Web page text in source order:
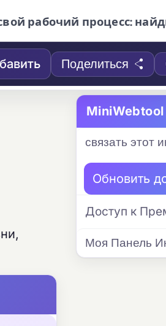
рабочий процесс:
Поделиться
MiniWebtool
связать этот
Обновить
Доступ к
Моя Панель